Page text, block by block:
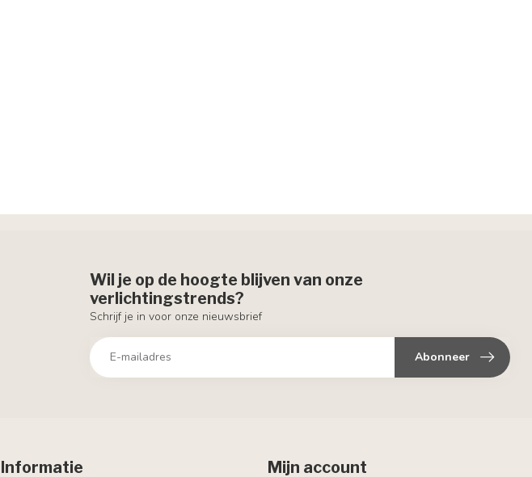
Wil je op de hoogte blijven van onze
verlichtingstrends?
Schrijf je in voor onze nieuwsbrief
Abonneer
Informatie Mijn account